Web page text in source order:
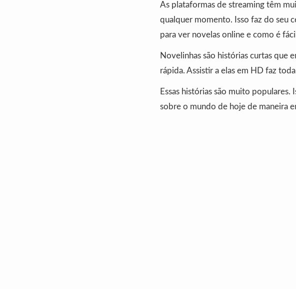
As plataformas de streaming têm
qualquer momento. Isso faz do seu
para ver novelas online e como é
Novelinhas são histórias curtas que
rápida. Assistir a elas em HD faz
Essas histórias são muito
sobre o mundo de hoje de maneira